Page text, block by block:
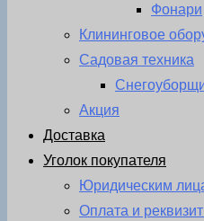
Фонари
Клининговое
Садовая техника
Акция
Доставка
Уголок покупателя
Юридическим
Оплата и